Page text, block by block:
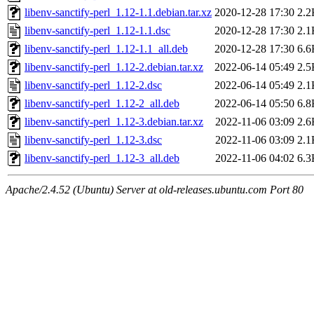
libenv-sanctify-perl_1.12-1.1.debian.tar.xz 2020-12-28 17:30
libenv-sanctify-perl_1.12-1.1.dsc
2020-12-28 17:30
libenv-sanctify-perl_1.12-1.1_all.deb
2020-12-28 17:30
libenv-sanctify-perl_1.12-2.debian.tar.xz
2022-06-14 05:49
libenv-sanctify-perl_1.12-2.dsc
2022-06-14 05:49
libenv-sanctify-perl_1.12-2_all.deb
2022-06-14 05:50
libenv-sanctify-perl_1.12-3.debian.tar.xz
2022-11-06 03:09
libenv-sanctify-perl_1.12-3.dsc
2022-11-06 03:09
libenv-sanctify-perl_1.12-3_all.deb
2022-11-06 04:02
Apache/2.4.52 (Ubuntu) Server at old-releases.ubuntu.com Port 80